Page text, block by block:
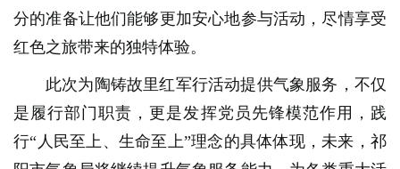
分的准备让他们能够更加安心地参与活动，尽情享受
红色之旅带来的独特体验。
此次为陶铸故里红军行活动提供气象服务，不仅
是履行部门职责，更是发挥党员先锋模范作用，践
行“人民至上、生命至上”理念的具体体现，未来，祁